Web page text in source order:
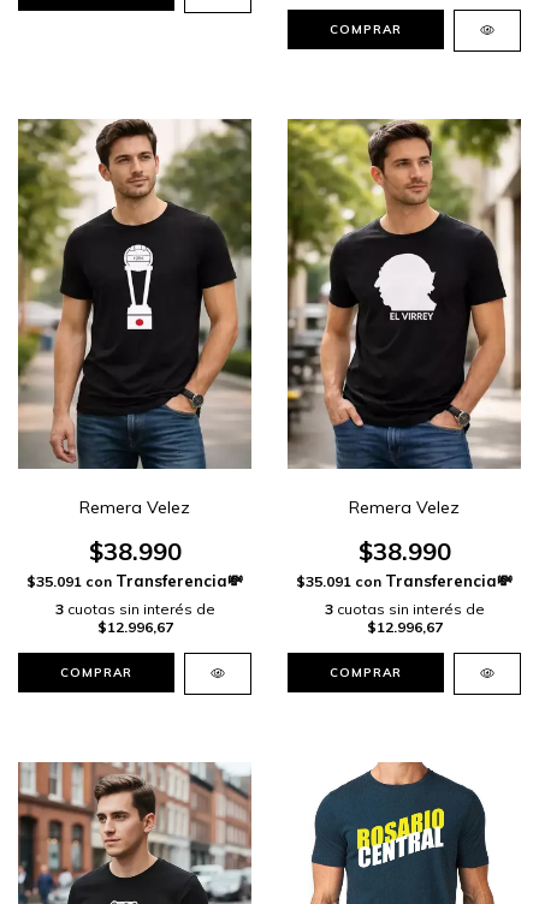
COMPRAR
Remera Velez
$38.990
$35.091 con
3 cuotas sin interés de
$12.996,67
COMPRAR
Remera Velez
$38.990
$35.091 con
3 cuotas sin interés de
$12.996,67
COMPRAR